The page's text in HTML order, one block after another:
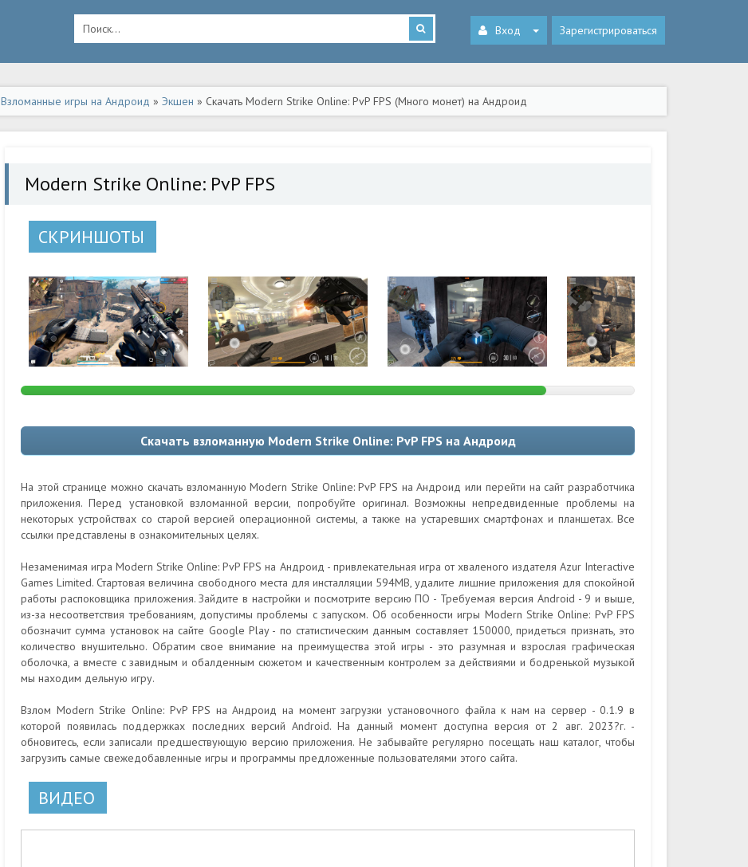
Вход Зарегистрироваться
Взломанные игры на Андроид » Экшен » Скачать Modern Strike Online: PvP FPS (Много монет) на Андроид
Modern Strike Online: PvP FPS
СКРИНШОТЫ
Скачать взломанную Modern Strike Online: PvP FPS на Андроид
На этой странице можно скачать взломанную Modern Strike Online: PvP FPS на Андроид или перейти на сайт разработчика
приложения. Перед установкой взломанной версии, попробуйте оригинал. Возможны непредвиденные проблемы на
некоторых устройствах со старой версией операционной системы, а также на устаревших смартфонах и планшетах. Все
ссылки представлены в ознакомительных целях.
Незаменимая игра Modern Strike Online: PvP FPS на Андроид - привлекательная игра от хваленого издателя Azur Interactive
Games Limited. Стартовая величина свободного места для инсталляции 594MB, удалите лишние приложения для спокойной
работы распоковщика приложения. Зайдите в настройки и посмотрите версию ПО - Требуемая версия Android - 9 и выше,
из-за несоответствия требованиям, допустимы проблемы с запуском. Об особенности игры Modern Strike Online: PvP FPS
обозначит сумма установок на сайте Google Play - по статистическим данным составляет 150000, придеться признать, это
количество внушительно. Обратим свое внимание на преимущества этой игры - это разумная и взрослая графическая
оболочка, а вместе с завидным и обалденным сюжетом и качественным контролем за действиями и бодренькой музыкой
мы находим дельную игру.
Взлом Modern Strike Online: PvP FPS на Андроид на момент загрузки установочного файла к нам на сервер - 0.1.9 в
которой появилась поддержках последних версий Android. На данный момент доступна версия от 2 авг. 2023?г. -
обновитесь, если записали предшествующую версию приложения. Не забывайте регулярно посещать наш каталог, чтобы
загрузить самые свежедобавленные игры и программы предложенные пользователями этого сайта.
ВИДЕО